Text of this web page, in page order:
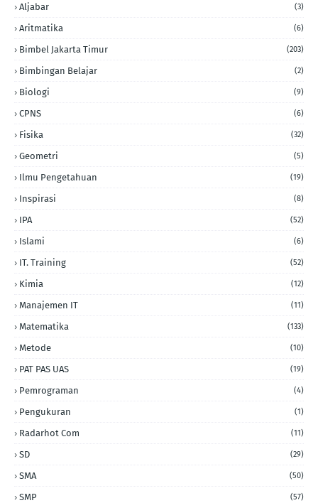
Aljabar (3)
Aritmatika (6)
Bimbel Jakarta Timur (203)
Bimbingan Belajar (2)
Biologi (9)
CPNS (6)
Fisika (32)
Geometri (5)
Ilmu Pengetahuan (19)
Inspirasi (8)
IPA (52)
Islami (6)
IT. Training (52)
Kimia (12)
Manajemen IT (11)
Matematika (133)
Metode (10)
PAT PAS UAS (19)
Pemrograman (4)
Pengukuran (1)
Radarhot Com (11)
SD (29)
SMA (50)
SMP (57)